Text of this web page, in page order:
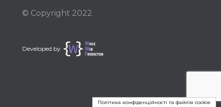
Developed by
© Copyright 2022
Політика конфіденційності та файлів cookie